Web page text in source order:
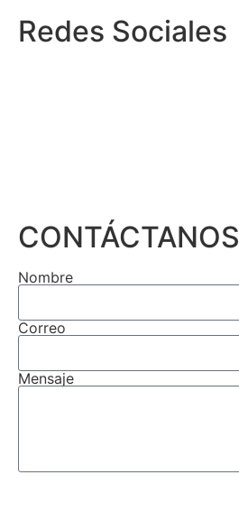
Redes Sociales
CONTÁCTANOS
Nombre
Correo
Mensaje